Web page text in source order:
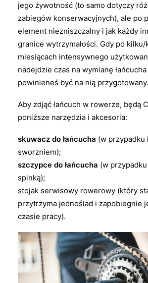
jego żywotność (to samo dotyczy
zabiegów konserwacyjnych), ale po
element niezniszczalny i jak każdy
granice wytrzymałości. Gdy po
miesiącach intensywnego
nadejdzie czas na wymianę
powinieneś być na nią przygotowany.
Aby zdjąć łańcuch w rowerze, będą
poniższe narzędzia i akcesoria:
skuwacz do łańcucha (w przypadku
sworzniem);
szczypce do łańcucha (w
spinką);
stojak serwisowy rowerowy (który
przytrzyma jednoślad i zapobiegnie
czasie pracy).